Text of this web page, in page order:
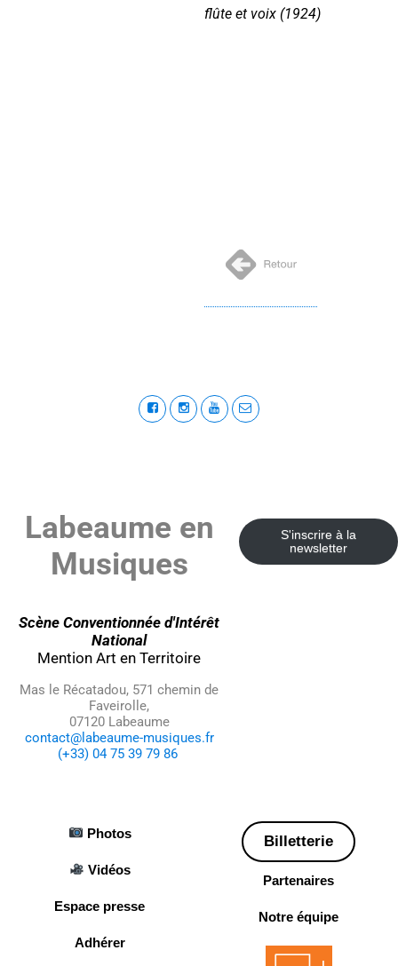
flûte et voix (1924)
Labeaume en
Musiques
Scène Conventionnée d'Intérêt
National
Mention Art en Territoire
Mas le Récatadou, 571 chemin de
Faveirolle,
07120 Labeaume
contact@labeaume-musiques.fr
(+33) 04 75 39 79 86
S'inscrire à la
newsletter
Photos
Vidéos
Espace presse
Adhérer
Billetterie
Partenaires
Notre équipe